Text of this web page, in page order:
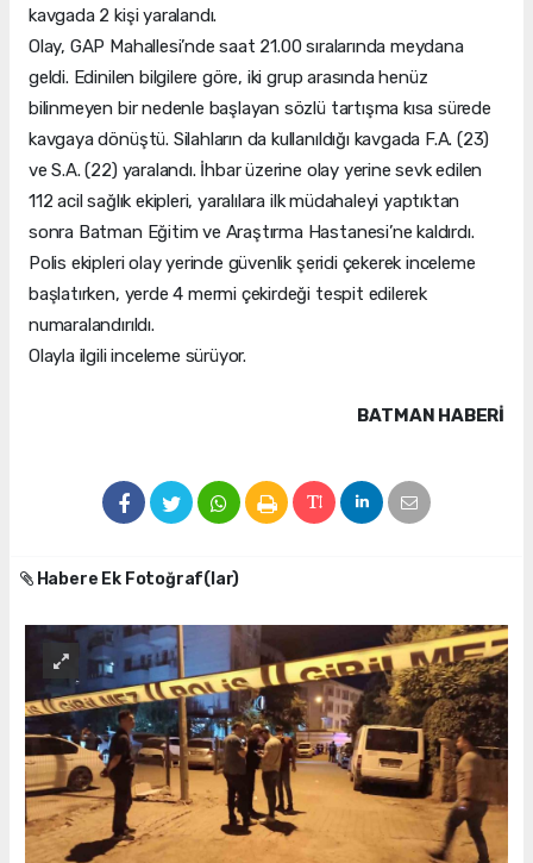
kavgada 2 kişi yaralandı.
Olay, GAP Mahallesi’nde saat 21.00 sıralarında meydana
geldi. Edinilen bilgilere göre, iki grup arasında henüz
bilinmeyen bir nedenle başlayan sözlü tartışma kısa sürede
kavgaya dönüştü. Silahların da kullanıldığı kavgada F.A. (23)
ve S.A. (22) yaralandı. İhbar üzerine olay yerine sevk edilen
112 acil sağlık ekipleri, yaralılara ilk müdahaleyi yaptıktan
sonra Batman Eğitim ve Araştırma Hastanesi’ne kaldırdı.
Polis ekipleri olay yerinde güvenlik şeridi çekerek inceleme
başlatırken, yerde 4 mermi çekirdeği tespit edilerek
numaralandırıldı.
Olayla ilgili inceleme sürüyor.
BATMAN HABERİ
Habere Ek Fotoğraf(lar)